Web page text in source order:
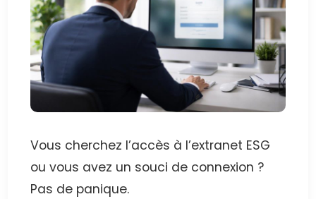
Vous cherchez l’accès à l’extranet ESG
ou vous avez un souci de connexion ?
Pas de panique.